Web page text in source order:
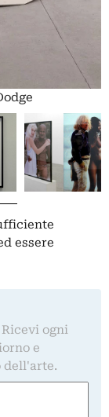
essere
ogni
e
dell'arte.